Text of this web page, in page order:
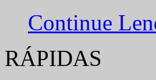
Continue
RÁPIDAS